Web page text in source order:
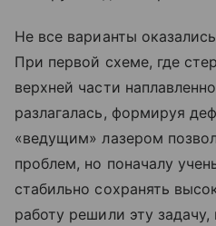
Не все варианты
При первой схеме, где
верхней части
разлагалась, формируя
«ведущим» лазером
проблем, но поначалу
стабильно сохранять
работу решили эту